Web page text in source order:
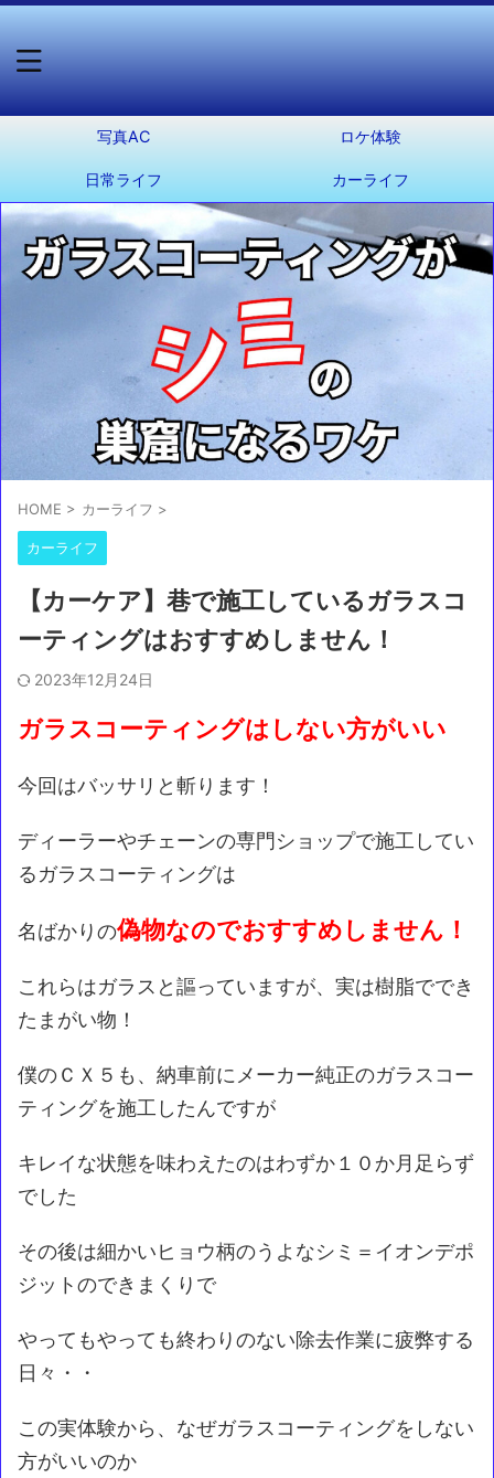
写真AC ロケ体験
日常ライフ カーライフ
HOME > カーライフ >
カーライフ
【カーケア】巷で施工しているガラスコ
ーティングはおすすめしません！
2023年12月24日
ガラスコーティングはしない方がいい
今回はバッサリと斬ります！
ディーラーやチェーンの専門ショップで施工してい
るガラスコーティングは
名ばかりの偽物なのでおすすめしません！
これらはガラスと謳っていますが、実は樹脂ででき
たまがい物！
僕のＣＸ５も、納車前にメーカー純正のガラスコー
ティングを施工したんですが
キレイな状態を味わえたのはわずか１０か月足らず
でした
その後は細かいヒョウ柄のうよなシミ＝イオンデポ
ジットのできまくりで
やってもやっても終わりのない除去作業に疲弊する
日々・・
この実体験から、なぜガラスコーティングをしない
方がいいのか